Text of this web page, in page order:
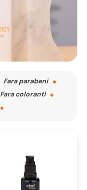
Fara parabeni
Fara coloranti